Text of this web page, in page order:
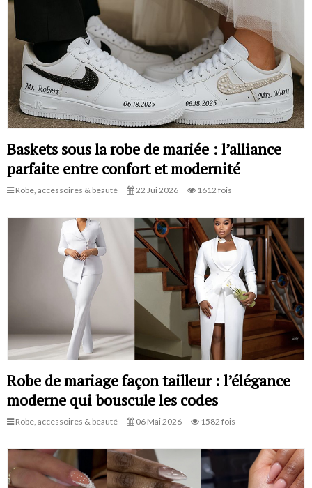
Baskets sous la robe de mariée : l’alliance
parfaite entre confort et modernité
Robe, accessoires & beauté 22 Jui 2026 1612 fois
Robe de mariage façon tailleur : l’élégance
moderne qui bouscule les codes
Robe, accessoires & beauté 06 Mai 2026 1582 fois